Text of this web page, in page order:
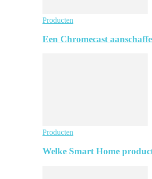
Producten
Een Chromecast
Producten
Welke Smart Home